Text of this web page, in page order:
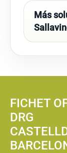
Más
FICHET
DRG